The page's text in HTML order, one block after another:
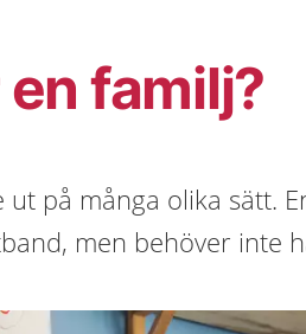
familj?
ut på många olika sätt.
men behöver inte